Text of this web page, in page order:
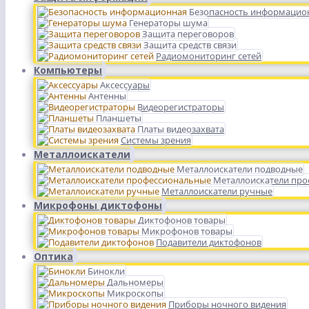
Безопасность
Генераторы шума
Защита переговоров
Защита средств связи
Радиомониторинг сетей
Компьютеры
Аксессуары
Антенны
Видеорегистраторы
Планшеты
Платы видеозахвата
Системы зрения
Металлоискатели
Металлоискатели подводные
Металлоискатели
Металлоискатели ручные
Микрофоны диктофоны
Диктофонов товары
Микрофонов товары
Подавители диктофонов
Оптика
Бинокли
Дальномеры
Микроскопы
Приборы ночного видения